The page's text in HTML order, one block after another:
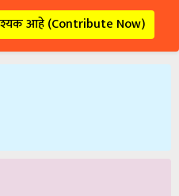
आहे (Contribute Now)